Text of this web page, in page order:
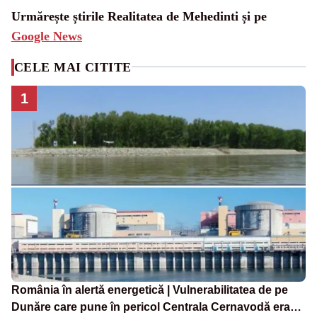
Urmărește știrile Realitatea de Mehedinti și pe
Google News
CELE MAI CITITE
1
România în alertă energetică | Vulnerabilitatea de pe
Dunăre care pune în pericol Centrala Cernavodă era